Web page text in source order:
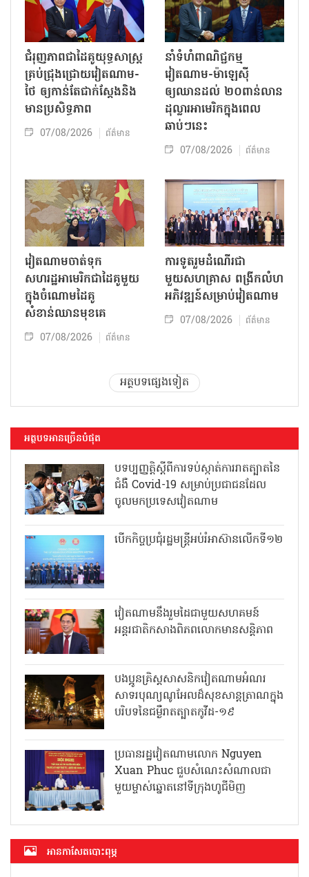
ជំរុញភាពជាដៃគូយុទ្ធសាស្ត្រ
គ្រប់ជ្រុងជ្រោយវៀតណាម-
ថៃ ឲ្យកាន់តែជាក់ស្ដែងនិង
មានប្រសិទ្ធភាព
07/08/2026 ព័ត៌មាន
នាំទំហំពាណិជ្ជកម្ម
វៀតណាម-ម៉ាឡេស៊ី
ឲ្យឈានដល់ ២០ពាន់លាន
ដុល្លារអាមេរិកក្នុងពេល
ឆាប់ៗនេះ
07/08/2026 ព័ត៌មាន
វៀតណាមចាត់ទុក
សហរដ្ឋអាមេរិកជាដៃគូមួយ
ក្នុងចំណោមដៃគូ
សំខាន់ឈានមុខគេ
07/08/2026 ព័ត៌មាន
ការទូតរួមដំណើរជា
មួយសហគ្រាស ពង្រីកលំហ
អភិវឌ្ឍន៍សម្រាប់វៀតណាម
07/08/2026 ព័ត៌មាន
អត្ថបទផ្សេងទៀត
អត្ថបទអានច្រើនបំផុត
បទប្បញ្ញត្តិស្តីពីការទប់ស្កាត់ការរាតត្បាតនៃ
ជំងឺ Covid-19 សម្រាប់ប្រជាជនដែល
ចូលមកប្រទេសវៀតណាម
បើកកិច្ចប្រជុំរដ្ឋមន្ត្រីអប់រំអាស៊ានលើកទី១២
វៀតណាមនឹងរួមដៃជាមួយសហគមន៍
អន្តរជាតិកសាងពិភពលោកមានសន្តិភាព
បងប្អូនគ្រិស្តសាសនិកវៀតណាមអំណរ
សាទរបុណ្យណូអែលដ៏សុខសាន្តត្រាណក្នុង
បរិបទនៃជម្ងឺរាតត្បាតកូវីដ-១៩
ប្រធានរដ្ឋវៀតណាមលោក Nguyen
Xuan Phuc ជួបសំណេះសំណាលជា
មួយម្ចាស់ឆ្នោតនៅទីក្រុងហូជីមិញ
អាន​កាសែត​បោះពុម្ភ